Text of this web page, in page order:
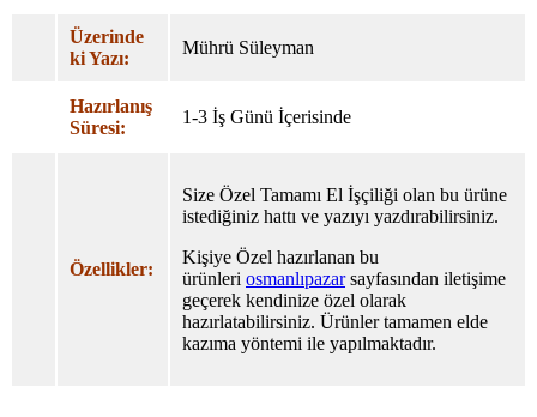
Üzerinde
ki Yazı:
Mührü Süleyman
Hazırlanış
Süresi:
1-3 İş Günü İçerisinde
Özellikler:
Size Özel Tamamı El İşçiliği olan bu ürüne
istediğiniz hattı ve yazıyı yazdırabilirsiniz.
Kişiye Özel hazırlanan bu
ürünleri osmanlıpazarsayfasından iletişime
geçerek kendinize özel olarak
hazırlatabilirsiniz. Ürünler tamamen elde
kazıma yöntemi ile yapılmaktadır.